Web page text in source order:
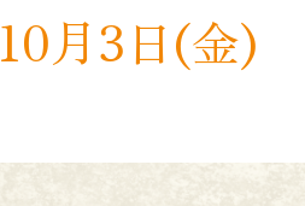
10月3日(金)